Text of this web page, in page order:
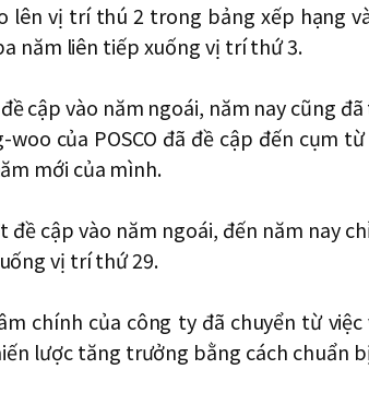
lên vị trí thú 2 trong bảng xếp hạng
năm liên tiếp xuống vị trí thứ 3.
cập vào năm ngoái, năm nay cũng
của POSCO đã đề cập đến cụm
mới của mình.
đề cập vào năm ngoái, đến năm nay
vị trí thứ 29.
chính của công ty đã chuyển từ
lược tăng trưởng bằng cách chuẩn